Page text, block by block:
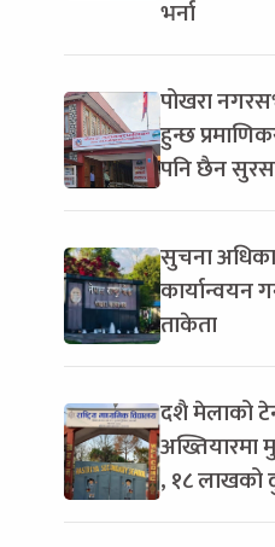
भर्ना
पोखरा
हुन्छ
पनि छैन
सुचना
कार्यान्वयन
ताकेता
दशै मेलाको
अख्तियारमा
, १८ लाखको